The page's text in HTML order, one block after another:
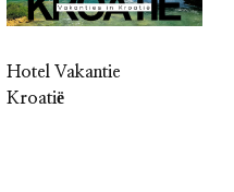
Hotel Vakantie
Kroatië